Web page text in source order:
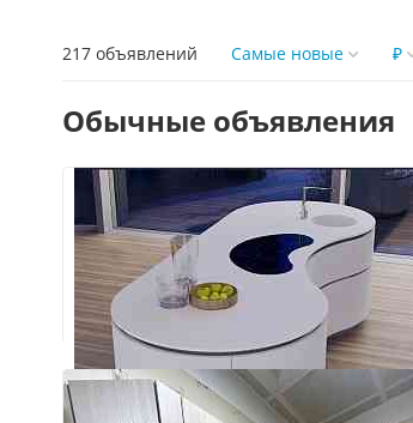
217 объявлений Самые новые ₽
Обычные объявления